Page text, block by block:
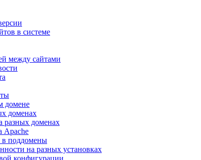
в системе
между сайтами
домене
доменах
разных доменах
Apache
в поддомены
на разных установках
конфигурации